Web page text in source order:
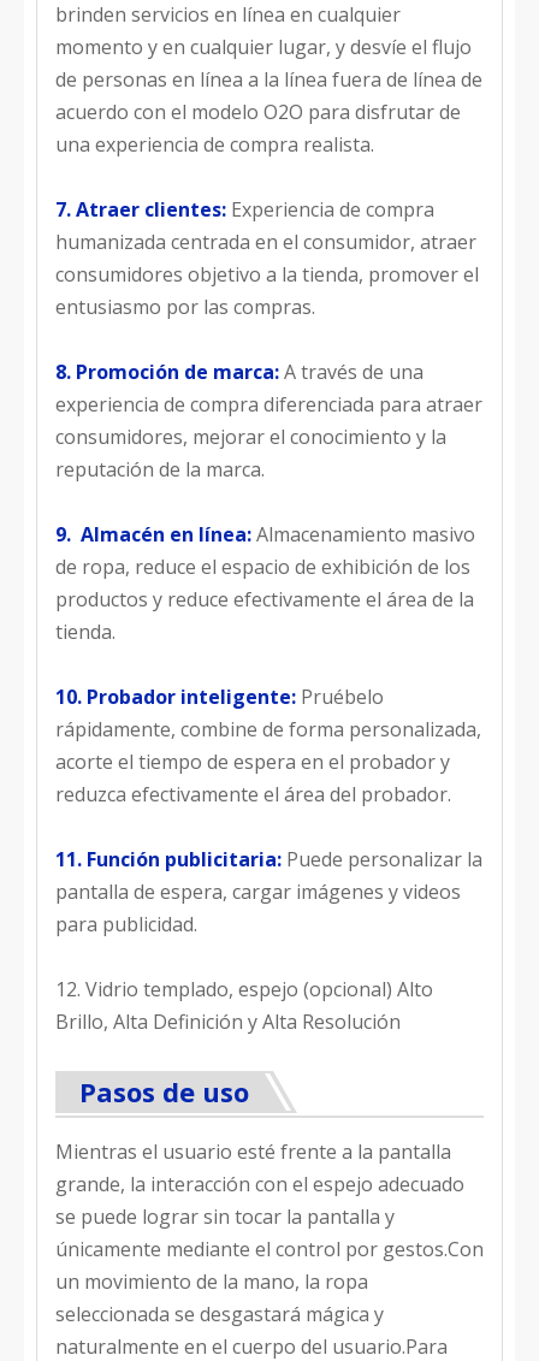
brinden servicios en línea en cualquier
momento y en cualquier lugar, y desvíe el flujo
de personas en línea a la línea fuera de línea de
acuerdo con el modelo O2O para disfrutar de
una experiencia de compra realista.
7. Atraer clientes: Experiencia de compra
humanizada centrada en el consumidor, atraer
consumidores objetivo a la tienda, promover el
entusiasmo por las compras.
8. Promoción de marca:A través de una
experiencia de compra diferenciada para atraer
consumidores, mejorar el conocimiento y la
reputación de la marca.
9. Almacén en línea:Almacenamiento masivo
de ropa, reduce el espacio de exhibición de los
productos y reduce efectivamente el área de la
tienda.
10. Probador inteligente: Pruébelo
rápidamente, combine de forma personalizada,
acorte el tiempo de espera en el probador y
reduzca efectivamente el área del probador.
11. Función publicitaria: Puede personalizar la
pantalla de espera, cargar imágenes y videos
para publicidad.
12. Vidrio templado, espejo (opcional) Alto
Brillo, Alta Definición y Alta Resolución
Pasos de uso
Mientras el usuario esté frente a la pantalla
grande, la interacción con el espejo adecuado
se puede lograr sin tocar la pantalla y
únicamente mediante el control por gestos.Con
un movimiento de la mano, la ropa
seleccionada se desgastará mágica y
naturalmente en el cuerpo del usuario.Para